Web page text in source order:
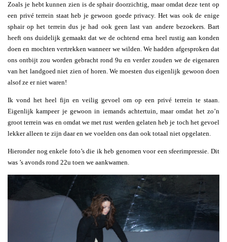
Zoals je hebt kunnen zien is de sphair doorzichtig, maar omdat deze tent op
een privé terrein staat heb je gewoon goede privacy. Het was ook de enige
sphair op het terrein dus je had ook geen last van andere bezoekers. Bart
heeft ons duidelijk gemaakt dat we de ochtend erna heel rustig aan konden
doen en mochten vertrekken wanneer we wilden. We hadden afgesproken dat
ons ontbijt zou worden gebracht rond 9u en verder zouden we de eigenaren
van het landgoed niet zien of horen. We moesten dus eigenlijk gewoon doen
alsof ze er niet waren!
Ik vond het heel fijn en veilig gevoel om op een privé terrein te staan.
Eigenlijk kampeer je gewoon in iemands achtertuin, maar omdat het zo’n
groot terrein was en omdat we met rust werden gelaten heb je toch het gevoel
lekker alleen te zijn daar en we voelden ons dan ook totaal niet opgelaten.
Hieronder nog enkele foto’s die ik heb genomen voor een sfeerimpressie. Dit
was ’s avonds rond 22u toen we aankwamen.